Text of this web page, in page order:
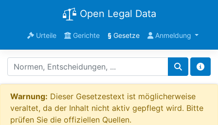
Open Legal Data
Urteile Gerichte §Gesetze Anmeldung
Warnung: Dieser Gesetzestext ist möglicherweise
veraltet, da der Inhalt nicht aktiv gepflegt wird. Bitte
prüfen Sie die offiziellen Quellen.